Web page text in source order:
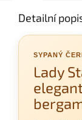
Detailní
SYPANÝ
Lady